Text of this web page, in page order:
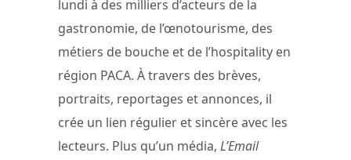
lundi à des milliers d’acteurs de la
gastronomie, de l’œnotourisme, des
métiers de bouche et de l’hospitality en
région PACA. À travers des brèves,
portraits, reportages et annonces, il
crée un lien régulier et sincère avec les
lecteurs. Plus qu’un média, L’Email